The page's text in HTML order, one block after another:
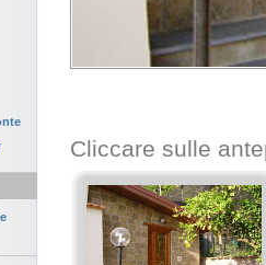
Cliccare sulle